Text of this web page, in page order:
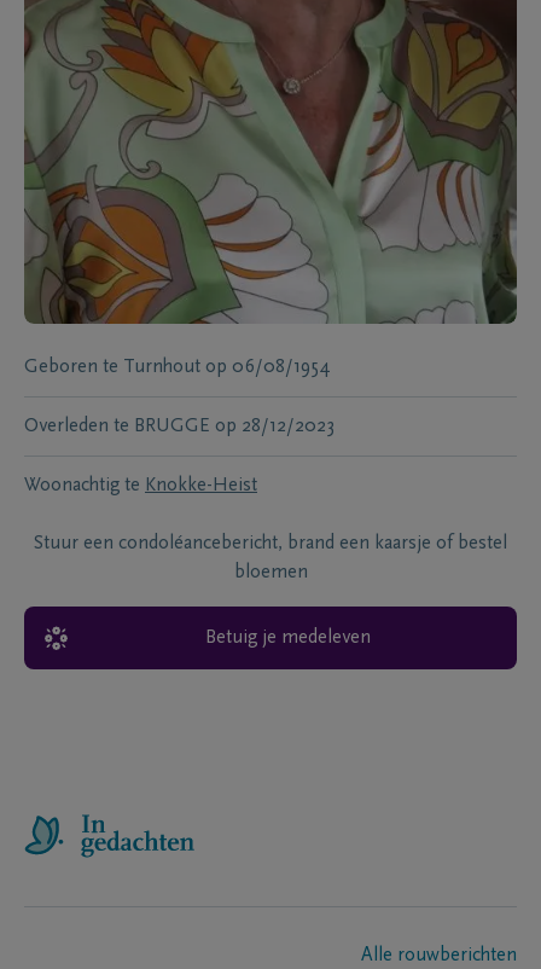
Geboren te Turnhout op 06/08/1954
Overleden te BRUGGE op 28/12/2023
Woonachtig te Knokke-Heist
Stuur een condoléancebericht, brand een kaarsje of bestel
bloemen
Betuig je medeleven
Alle rouwberichten